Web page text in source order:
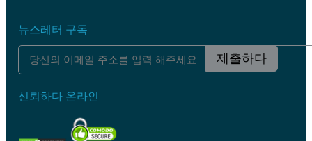
뉴스레터 구독
제출하다
신뢰하다 온라인